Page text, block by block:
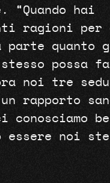
“Quando hai
ragioni per
parte quanto
stesso possa
noi tre
un rapporto
conosciamo
essere noi